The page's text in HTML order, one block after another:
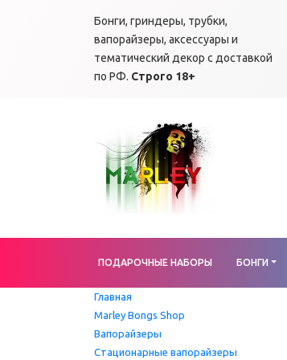
Бонги, гриндеры, трубки,
вапорайзеры, аксессуары и
тематический декор с доставкой
по РФ. Строго 18+
ПОДАРОЧНЫЕ НАБОРЫ БОНГИ
Главная
Marley Bongs Shop
Вапорайзеры
Стационарные вапорайзеры